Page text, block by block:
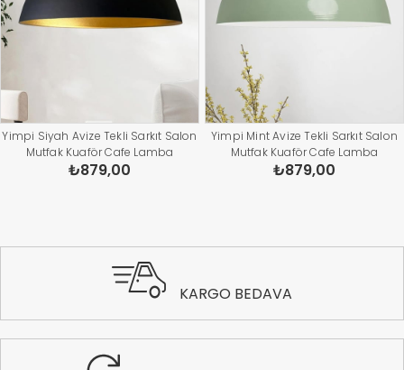
Yimpi Siyah Avize Tekli Sarkıt Salon
Mutfak Kuaför Cafe Lamba
Dekoratif Aydınlatma Pastane
₺879,00
Yimpi Mint Avize Tekli Sarkıt Salon
Mutfak Kuaför Cafe Lamba
Dekoratif Aydınlatma Pastane
₺879,00
KARGO BEDAVA